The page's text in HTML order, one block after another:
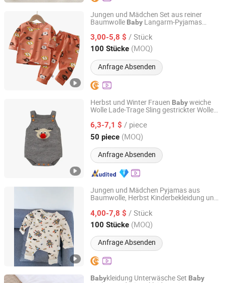
Jungen und Mädchen Set aus reiner
Baumwolle Baby Langarm-Pyjamas
Split-Unterwäsche
3,00-5,8 $ / Stück
100 Stücke (MOQ)
Anfrage Absenden
Henan Feishuai Import and Export Trading Co., Ltd.
Henan, China Seit 2025
Herbst und Winter Frauen Babyweiche
Wolle Lade-Trage Sling gestrickter Wolle
6,3-7,1 $ / piece
50 piece (MOQ)
Anfrage Absenden
Quanzhou Yilijia International Trade Co., Ltd.
Fujian, China Seit 2022
Jungen und Mädchen Pyjamas aus
Baumwolle, Herbst Kinderbekleidung und
BabyHerbst- und Winterhausanzug
4,00-7,8 $ / Stück
100 Stücke (MOQ)
Anfrage Absenden
Henan Feishuai Import and Export Trading Co., Ltd.
Henan, China Seit 2025
Babykleidung Unterwäsche Set Baby